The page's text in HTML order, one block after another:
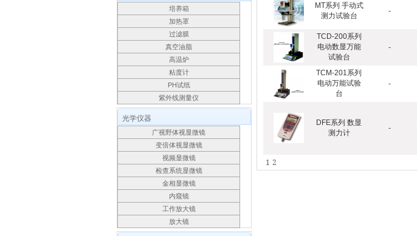
培养箱
加热罩
过滤膜
真空油脂
高温炉
粘度计
PH试纸
紫外线测量仪
光学仪器
广视野体视显微镜
变倍体视显微镜
视频显微镜
检查系统显微镜
金相显微镜
内窥镜
工作放大镜
放大镜
MT系列 手动式
测力试验台
-
TCD-200系列
电动数显万能
试验台
-
TCM-201系列
电动万能试验
台
-
DFE系列 数显
测力计
-
1 2